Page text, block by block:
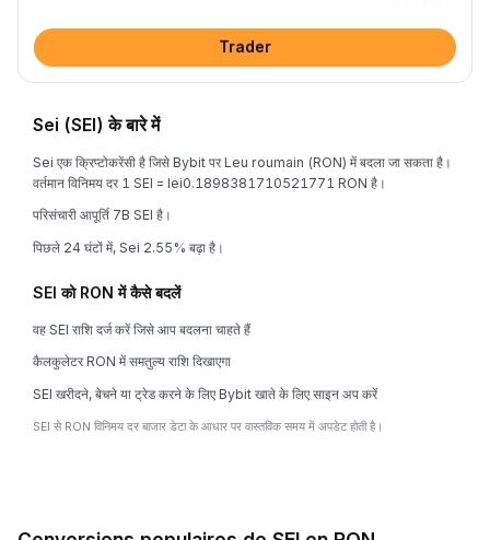
Trader
Sei (SEI) के बारे में
Sei एक क्रिप्टोकरेंसी है जिसे Bybit पर Leu roumain (RON) में बदला जा सकता है।
वर्तमान विनिमय दर 1 SEI = lei0.1898381710521771 RON है।
परिसंचारी आपूर्ति 7B SEI है।
पिछले 24 घंटों में, Sei 2.55% बढ़ा है।
SEI को RON में कैसे बदलें
वह SEI राशि दर्ज करें जिसे आप बदलना चाहते हैं
कैलकुलेटर RON में समतुल्य राशि दिखाएगा
SEI खरीदने, बेचने या ट्रेड करने के लिए Bybit खाते के लिए साइन अप करें
SEI से RON विनिमय दर बाजार डेटा के आधार पर वास्तविक समय में अपडेट होती है।